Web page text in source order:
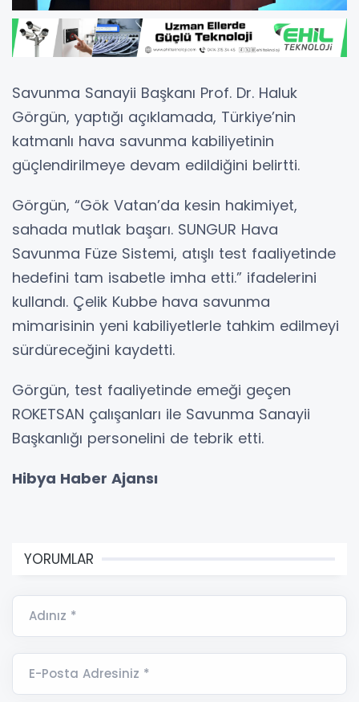
Savunma Sanayii Başkanı Prof. Dr. Haluk
Görgün, yaptığı açıklamada, Türkiye’nin
katmanlı hava savunma kabiliyetinin
güçlendirilmeye devam edildiğini belirtti.
Görgün, “Gök Vatan’da kesin hakimiyet,
sahada mutlak başarı. SUNGUR Hava
Savunma Füze Sistemi, atışlı test faaliyetinde
hedefini tam isabetle imha etti.” ifadelerini
kullandı. Çelik Kubbe hava savunma
mimarisinin yeni kabiliyetlerle tahkim edilmeyi
sürdüreceğini kaydetti.
Görgün, test faaliyetinde emeği geçen
ROKETSAN çalışanları ile Savunma Sanayii
Başkanlığı personelini de tebrik etti.
Hibya Haber Ajansı
YORUMLAR
Adınız *
E-Posta Adresiniz *